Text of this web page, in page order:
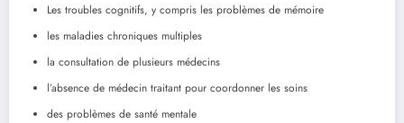
Les troubles cognitifs, y compris les problèmes de mémoire
les maladies chroniques multiples
la consultation de plusieurs médecins
l’absence de médecin traitant pour coordonner les soins
des problèmes de santé mentale